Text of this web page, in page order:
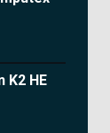
K2 HE